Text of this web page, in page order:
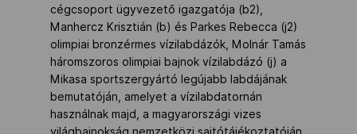
cégcsoport ügyvezető igazgatója (b2),
Manhercz Krisztián (b) és Parkes Rebecca (j2)
olimpiai bronzérmes vízilabdázók, Molnár Tamás
háromszoros olimpiai bajnok vízilabdázó (j) a
Mikasa sportszergyártó legújabb labdájának
bemutatóján, amelyet a vízilabdatornán
használnak majd, a magyarországi vizes